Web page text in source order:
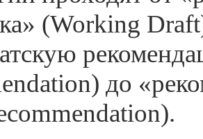
(Working
до